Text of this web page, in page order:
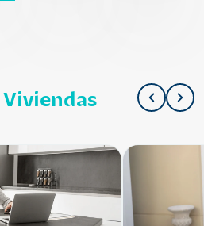
Viviendas